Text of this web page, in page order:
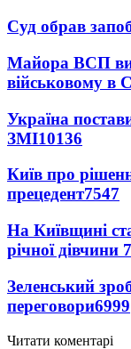
Суд обрав
Майора ВСП
військовому в
Україна
ЗМІ10136
Київ про
прецедент7547
На Київщині
річної дівчини
Зеленський
переговори6999
Читати коментарі